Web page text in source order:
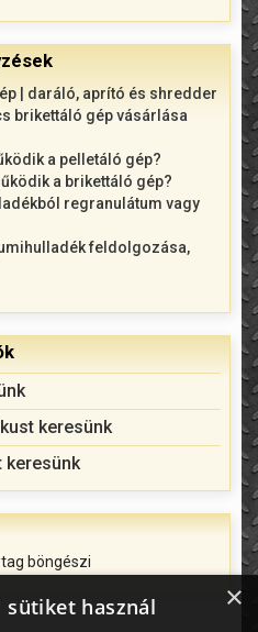
| daráló, aprító és shredder
brikettáló gép vásárlása
a pelletáló gép?
a brikettáló gép?
regranulátum vagy
feldolgozása,
keresünk
keresünk
böngészi
×
sütiket használ